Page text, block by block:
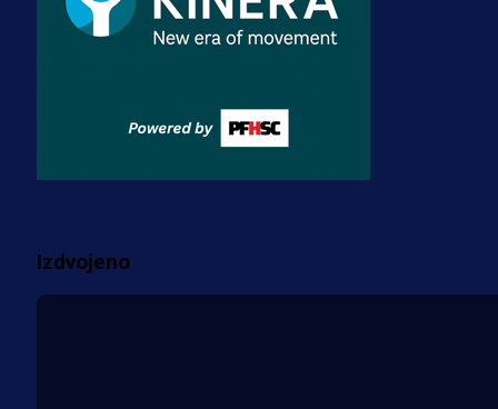
3 sedmica 3 dan
A Selekcija
Fudbaler Olympiacosa želi obući
Izdvojeno